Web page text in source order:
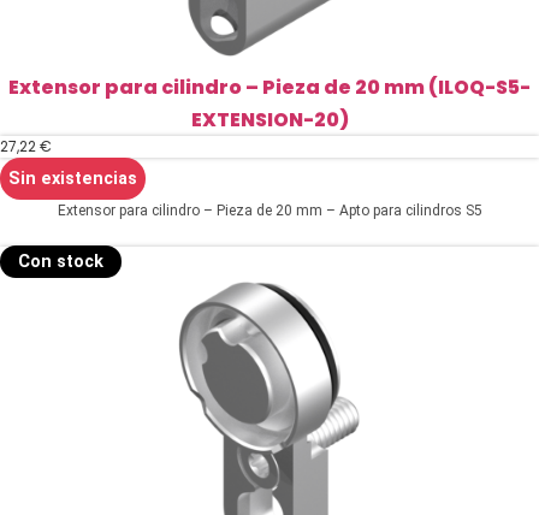
Extensor para cilindro – Pieza de 20 mm (ILOQ-S5-
EXTENSION-20)
27,22€
Sin existencias
Extensor para cilindro – Pieza de 20 mm – Apto para cilindros S5
Con stock